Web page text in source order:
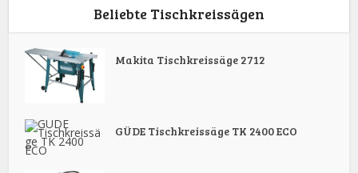
Beliebte Tischkreissägen
Makita Tischkreissäge 2712
GÜDE Tischkreissäge TK 2400 ECO